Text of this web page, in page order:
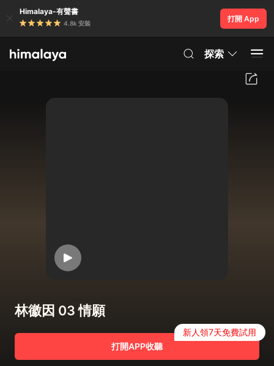
Himalaya-有聲書
4.8k 安裝
打開 App
探索
林徽因 03 情願
打開APP收聽
新人領7天免費試用